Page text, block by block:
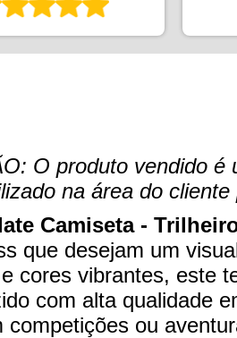
O produto vendido
na área do
Camiseta -
que desejam um
cores vibrantes, este
com alta qualidade
competições ou